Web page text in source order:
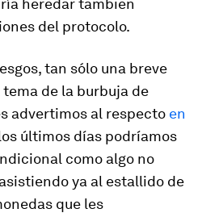
heredar tambien
del protocolo.
tan sólo una breve
de la burbuja de
advertimos al respecto en
últimos días podríamos
como algo no
ya al estallido de
que les